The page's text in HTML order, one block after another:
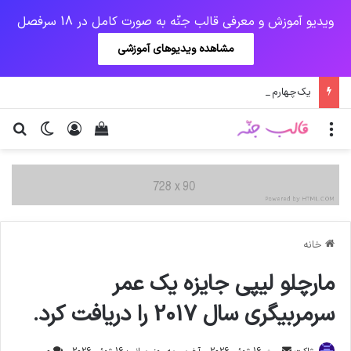
ویدیو آموزش و معرفی قالب جنّه به صورت کامل در 18 سرفصل
مشاهده ویدیوهای آموزشی
تغییر ورود
دیدن سبد خرید منو
خانه
مارچلو لیپی جایزه یک عمر
سرمربیگری سال 2017 را دریافت کرد.